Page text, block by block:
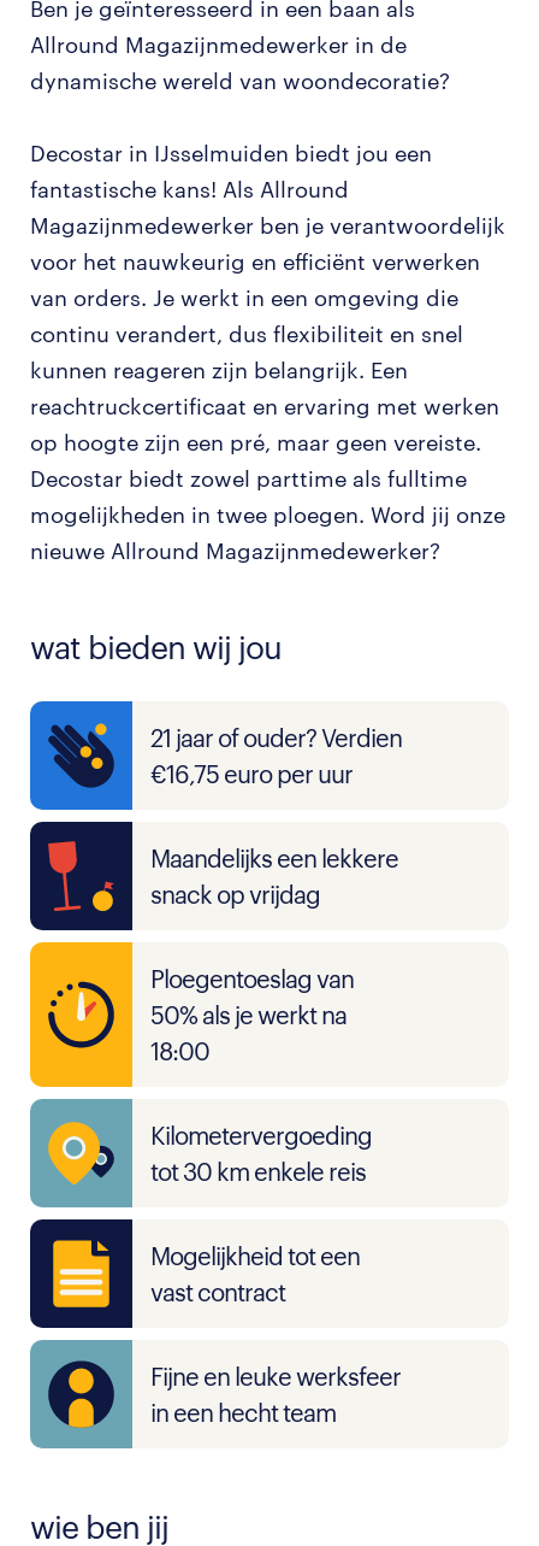
Ben je geïnteresseerd in een baan als
Allround Magazijnmedewerker in de
dynamische wereld van woondecoratie?
Decostar in IJsselmuiden biedt jou een
fantastische kans! Als Allround
Magazijnmedewerker ben je verantwoordelijk
voor het nauwkeurig en efficiënt verwerken
van orders. Je werkt in een omgeving die
continu verandert, dus flexibiliteit en snel
kunnen reageren zijn belangrijk. Een
reachtruckcertificaat en ervaring met werken
op hoogte zijn een pré, maar geen vereiste.
Decostar biedt zowel parttime als fulltime
mogelijkheden in twee ploegen. Word jij onze
nieuwe Allround Magazijnmedewerker?
wat bieden wij jou
21 jaar of ouder? Verdien
€16,75 euro per uur
Maandelijks een lekkere
snack op vrijdag
Ploegentoeslag van
50% als je werkt na
18:00
Kilometervergoeding
tot 30 km enkele reis
Mogelijkheid tot een
vast contract
Fijne en leuke werksfeer
in een hecht team
wie ben jij